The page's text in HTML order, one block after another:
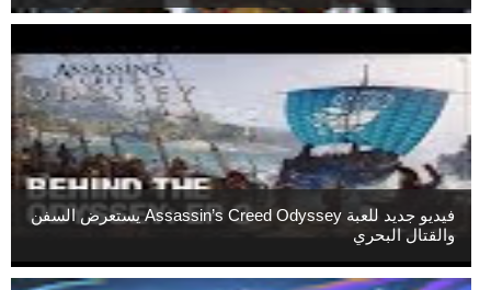
فيديو جديد للعبة Assassin’s Creed Odyssey يستعرض السفن
والقتال البحري